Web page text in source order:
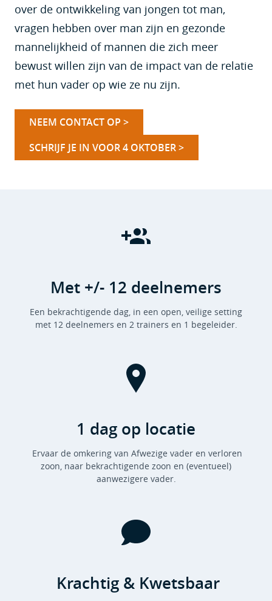
over de ontwikkeling van jongen tot man,
vragen hebben over man zijn en gezonde
mannelijkheid of mannen die zich meer
bewust willen zijn van de impact van de relatie
met hun vader op wie ze nu zijn.
NEEM CONTACT OP >
SCHRIJF JE IN VOOR 4 OKTOBER >
Met +/- 12 deelnemers
Een bekrachtigende dag, in een open, veilige setting
met 12 deelnemers en 2 trainers en 1 begeleider.
1 dag op locatie
Ervaar de omkering van Afwezige vader en verloren
zoon, naar bekrachtigende zoon en (eventueel)
aanwezigere vader.
Krachtig & Kwetsbaar